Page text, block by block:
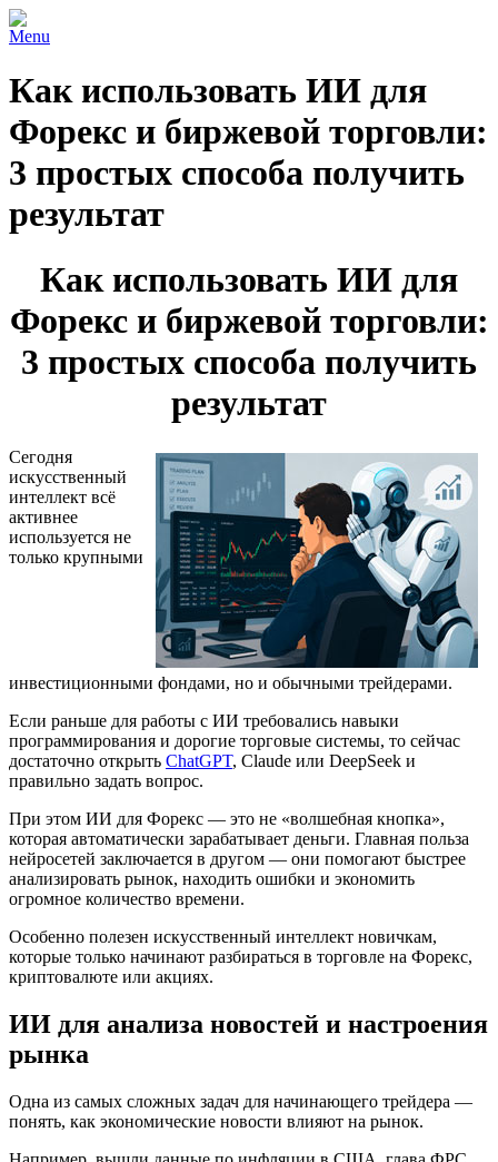
Menu
Как использовать ИИ для
Форекс и биржевой торговли:
3 простых способа получить
результат
Как использовать ИИ для
Форекс и биржевой торговли:
3 простых способа получить
результат
Сегодня
искусственный
интеллект всё
активнее
используется не
только крупными
инвестиционными фондами, но и обычными трейдерами.
Если раньше для работы с ИИ требовались навыки
программирования и дорогие торговые системы, то сейчас
достаточно открыть ChatGPT, Claude или DeepSeek и
правильно задать вопрос.
При этом ИИ для Форекс — это не «волшебная кнопка»,
которая автоматически зарабатывает деньги. Главная польза
нейросетей заключается в другом — они помогают быстрее
анализировать рынок, находить ошибки и экономить
огромное количество времени.
Особенно полезен искусственный интеллект новичкам,
которые только начинают разбираться в торговле на Форекс,
криптовалюте или акциях.
ИИ для анализа новостей и настроения
рынка
Одна из самых сложных задач для начинающего трейдера —
понять, как экономические новости влияют на рынок.